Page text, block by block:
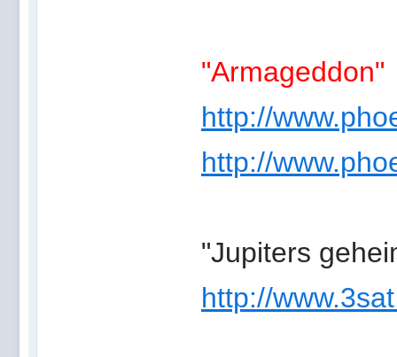
"Armageddon"
http://
http://
"Jupiters
http://